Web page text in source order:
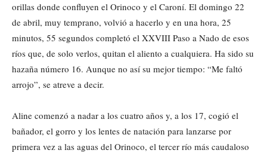
orillas donde confluyen el Orinoco y el Caroní. El domingo 22
de abril, muy temprano, volvió a hacerlo y en una hora, 25
minutos, 55 segundos completó el XXVIII Paso a Nado de esos
ríos que, de solo verlos, quitan el aliento a cualquiera. Ha sido su
hazaña número 16. Aunque no así su mejor tiempo: “Me faltó
arrojo”, se atreve a decir.
Aline comenzó a nadar a los cuatro años y, a los 17, cogió el
bañador, el gorro y los lentes de natación para lanzarse por
primera vez a las aguas del Orinoco, el tercer río más caudaloso